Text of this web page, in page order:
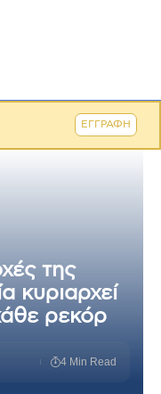
ΕΓΓΡΑΦΗ
της
κυριαρχεί
ρεκόρ
4 Min Read